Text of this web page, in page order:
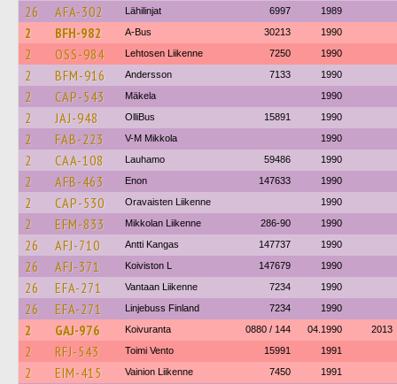
26 AFA-302 Lähilinjat 6997 1989
2 BFH-982 A-Bus 30213 1990
2 OSS-984 Lehtosen Liikenne 7250 1990
2 BFM-916 Andersson 7133 1990
2 CAP-543 Mäkela 1990
2 JAJ-948 OlliBus 15891 1990
2 FAB-223 V-M Mikkola 1990
2 CAA-108 Lauhamo 59486 1990
2 AFB-463 Enon 147633 1990
2 CAP-530 Oravaisten Liikenne 1990
2 EFM-833 Mikkolan Liikenne 286-90 1990
26 AFJ-710 Antti Kangas 147737 1990
26 AFJ-371 Koiviston L 147679 1990
26 EFA-271 Vantaan Liikenne 7234 1990
26 EFA-271 Linjebuss Finland 7234 1990
2 GAJ-976 Koivuranta 0880 / 144 04.1990 2013
2 RFJ-543 Toimi Vento 15991 1991
2 EIM-415 Vainion Liikenne 7450 1991